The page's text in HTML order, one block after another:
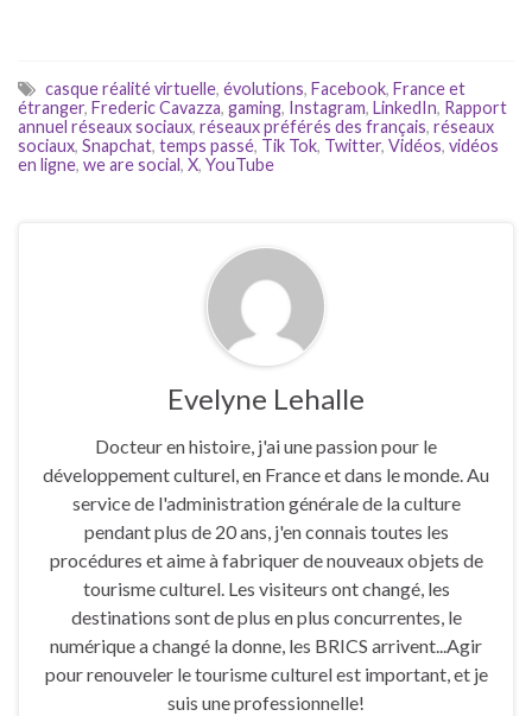
casque réalité virtuelle, évolutions, Facebook, France et
étranger, Frederic Cavazza, gaming, Instagram, LinkedIn, Rapport
annuel réseaux sociaux, réseaux préférés des français, réseaux
sociaux, Snapchat, temps passé, Tik Tok, Twitter, Vidéos, vidéos
en ligne, we are social, X, YouTube
Evelyne Lehalle
Docteur en histoire, j'ai une passion pour le
développement culturel, en France et dans le monde. Au
service de l'administration générale de la culture
pendant plus de 20 ans, j'en connais toutes les
procédures et aime à fabriquer de nouveaux objets de
tourisme culturel. Les visiteurs ont changé, les
destinations sont de plus en plus concurrentes, le
numérique a changé la donne, les BRICS arrivent...Agir
pour renouveler le tourisme culturel est important, et je
suis une professionnelle!